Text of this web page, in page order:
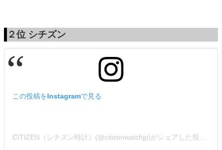
２位 シチズン
この投稿をInstagramで見る